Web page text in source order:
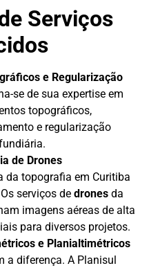
Serviços
e Regularização
se de sua expertise em
topográficos,
e regularização
de Drones
da topografia em Curitiba
serviços de dronesda
imagens aéreas de alta
para diversos projetos.
e Planialtimétricos
a diferença. A Planisul